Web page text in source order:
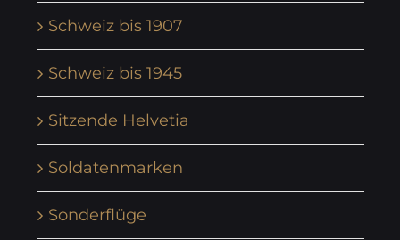
Schweiz bis 1907
Schweiz bis 1945
Sitzende Helvetia
Soldatenmarken
Sonderflüge